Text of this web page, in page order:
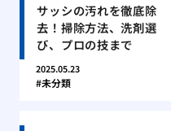
サッシの汚れを徹底除
去！掃除方法、洗剤選
び、プロの技まで
2025.05.23
未分類